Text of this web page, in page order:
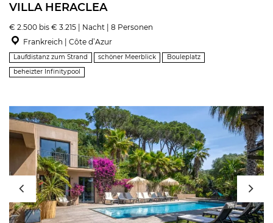
VILLA HERACLEA
€ 2.500 bis € 3.215 | Nacht | 8 Personen
Frankreich | Côte d’Azur
Laufdistanz zum Strand schöner Meerblick
Bouleplatz
beheizter Infinitypool